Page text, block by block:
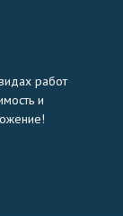
работ
и